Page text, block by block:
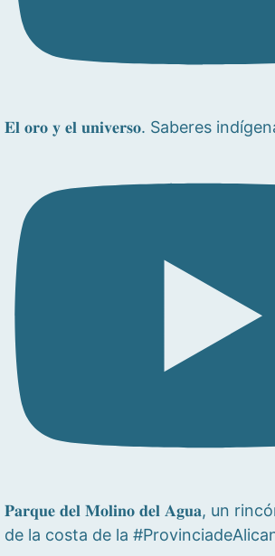
𝐄𝐥 𝐨𝐫𝐨 𝐲 𝐞𝐥 𝐮𝐧𝐢𝐯𝐞𝐫𝐬𝐨. Saberes
𝐏𝐚𝐫𝐪𝐮𝐞 𝐝𝐞𝐥 𝐌𝐨𝐥𝐢𝐧𝐨 𝐝𝐞𝐥 𝐀𝐠𝐮𝐚, un
de la costa de la